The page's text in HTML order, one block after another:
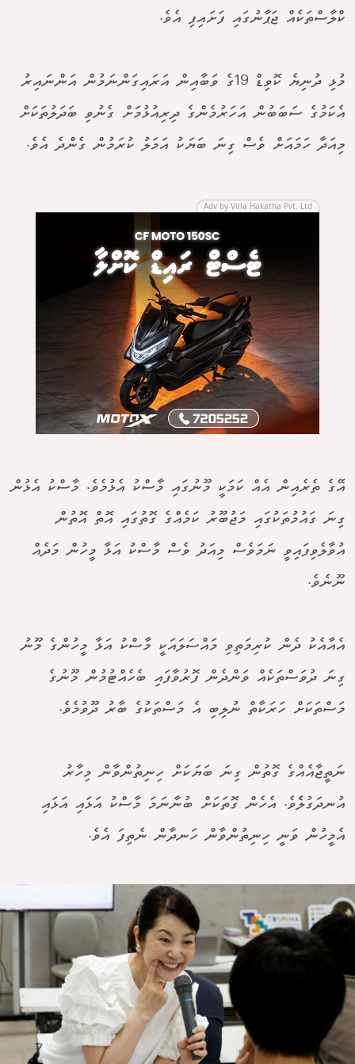
ކްލާސްތަކެއް ޖަޕާނުގައި ފަށައިފި އެވެ.
މުޅި ދުނިޔެ ކޮވިޑް 19ގެ ވަބާއިން އަރައިގަންނަމުން އަންނައިރު
އެކަމުގެ ސަބަބުން އަހަރުމެންގެ ދިރިއުޅުމަށް ގެނުވި ބަދަލުތަކަށް
މިއަދާ ހަމައަށް ވެސް ގިނަ ބަޔަކު އަމަލު ކުރަމުން ގެންދެ އެވެ.
Adv by Villa Hakatha Pvt. Ltd
އޭގެ ތެރެއިން އެއް ކަމަކީ މޫނުގައި މާސްކު އެޅުމެވެ. މާސްކު އެޅުން
ގިނަ ގައުމުތަކުގައި މަޖުބޫރު ކަމެއްގެ ގޮތުގައި އޮތް އޮތުން
އުވާލެވިފައިވީ ނަމަވެސް މިއަދު ވެސް މާސްކު އަޅާ މީހުން މަދެއް
ނޫނެވެ.
އެއާއެކު ދެން ކުރިމަތިވި މައްސަލައަކީ މާސްކު އަޅާ މީހުންގެ މޫނު
ގިނަ ދުވަސްތަކެއް ވަންދެން ފޮރުވާފައި ބެހެއްޓުމުން މޫނުގެ
މަސްތަކަށް ހަރަކާތް ނުލިބި އެ މަސްތަކުގެ ބާރު ދޫވުމެވެ.
ނަތީޖާއެއްގެ ގޮތުން ގިނަ ބަޔަކަށް ހިނިތުންވާން މިހާރު
އުނދަގުލެެވެ. އެހެން ގޮތަކަށް ބުނާނަމަ މާސްކު އަޅައި އަޅައި
އެމީހުން ވަނީ ހިނިތުންވާން ހަނދާން ނެތިފަ އެވެ.